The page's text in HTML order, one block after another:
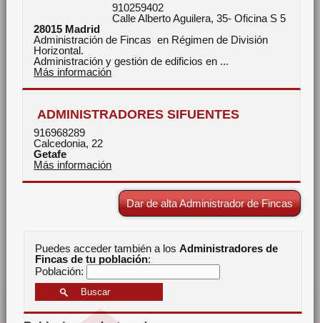
910259402
Calle Alberto Aguilera, 35- Oficina S 5
28015 Madrid
Administración de Fincas en Régimen de División
Horizontal.
Administración y gestión de edificios en ...
Más información
ADMINISTRADORES SIFUENTES
916968289
Calcedonia, 22
Getafe
Más información
Dar de alta Administrador de Fincas
Puedes acceder también a losAdministradores de
Fincas de tu población:
Población: